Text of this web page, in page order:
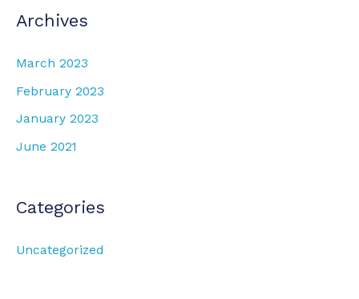
Archives
March 2023
February 2023
January 2023
June 2021
Categories
Uncategorized